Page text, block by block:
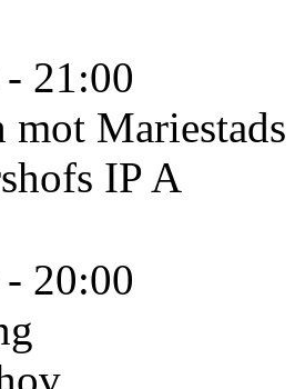
21:00
mot
IP A
20:00